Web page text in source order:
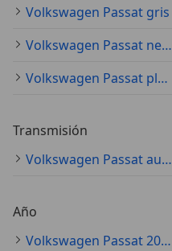
Volkswagen Passat gris
Volkswagen Passat negro
Volkswagen Passat plateado
Transmisión
Volkswagen Passat automático
Año
Volkswagen Passat 2020